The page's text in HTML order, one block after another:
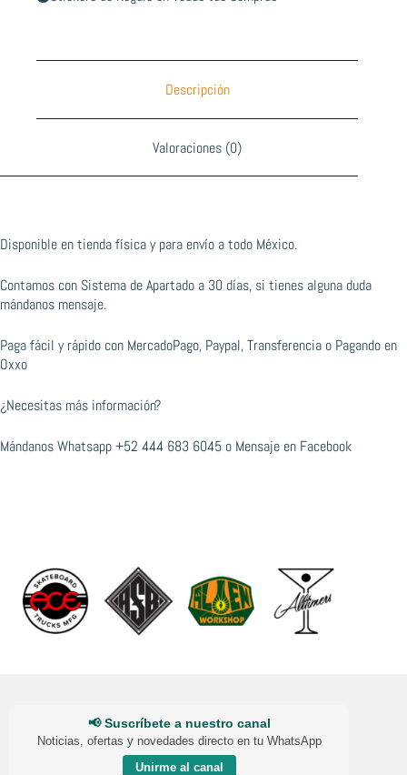
Descripción
Valoraciones (0)
Disponible en tienda física y para envío a todo México.
Contamos con Sistema de Apartado a 30 días, si tienes alguna duda
mándanos mensaje.
Paga fácil y rápido con MercadoPago, Paypal, Transferencia o Pagando en
Oxxo
¿Necesitas más información?
Mándanos Whatsapp+52 444 683 6045 o Mensaje en Facebook
📢 Suscríbete a nuestro canal
Noticias, ofertas y novedades directo en tu WhatsApp
Unirme al canal